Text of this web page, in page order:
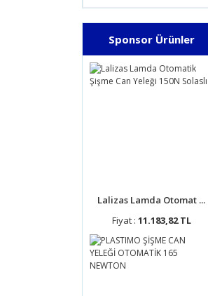
Sponsor Ürünler
Lalizas Lamda Otomat ...
Fiyat : 11.183,82 TL